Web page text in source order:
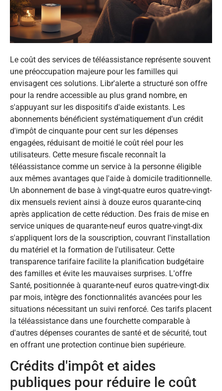
Le coût des services de téléassistance représente souvent
une préoccupation majeure pour les familles qui
envisagent ces solutions. Libr'alerte a structuré son offre
pour la rendre accessible au plus grand nombre, en
s'appuyant sur les dispositifs d'aide existants. Les
abonnements bénéficient systématiquement d'un crédit
d'impôt de cinquante pour cent sur les dépenses
engagées, réduisant de moitié le coût réel pour les
utilisateurs. Cette mesure fiscale reconnaît la
téléassistance comme un service à la personne éligible
aux mêmes avantages que l'aide à domicile traditionnelle.
Un abonnement de base à vingt-quatre euros quatre-vingt-
dix mensuels revient ainsi à douze euros quarante-cinq
après application de cette réduction. Des frais de mise en
service uniques de quarante-neuf euros quatre-vingt-dix
s'appliquent lors de la souscription, couvrant l'installation
du matériel et la formation de l'utilisateur. Cette
transparence tarifaire facilite la planification budgétaire
des familles et évite les mauvaises surprises. L'offre
Santé, positionnée à quarante-neuf euros quatre-vingt-dix
par mois, intègre des fonctionnalités avancées pour les
situations nécessitant un suivi renforcé. Ces tarifs placent
la téléassistance dans une fourchette comparable à
d'autres dépenses courantes de santé et de sécurité, tout
en offrant une protection continue bien supérieure.
Crédits d'impôt et aides
publiques pour réduire le coût